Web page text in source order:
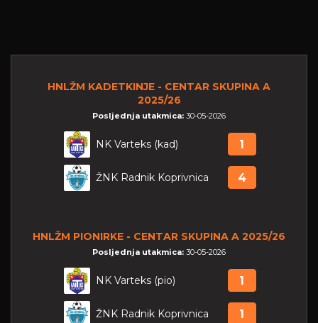
HNLŽM KADETKINJE - CENTAR SKUPINA A
2025/26
Posljednja utakmica: 30-05-2026
NK Varteks (kad) 1
ŽNK Radnik Koprivnica 4
HNLŽM PIONIRKE - CENTAR SKUPINA A 2025/26
Posljednja utakmica: 30-05-2026
NK Varteks (pio) 1
ŽNK Radnik Koprivnica 1